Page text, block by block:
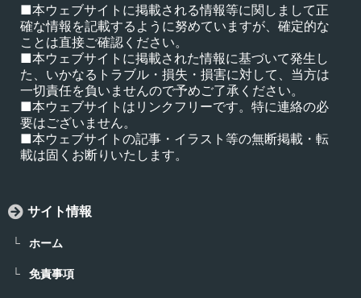
■本ウェブサイトに掲載される情報等に関しまして正
確な情報を記載するように努めていますが、確定的な
ことは直接ご確認ください。
■本ウェブサイトに掲載された情報に基づいて発生し
た、いかなるトラブル・損失・損害に対して、当方は
一切責任を負いませんので予めご了承ください。
■本ウェブサイトはリンクフリーです。特に連絡の必
要はございません。
■本ウェブサイトの記事・イラスト等の無断掲載・転
載は固くお断りいたします。
サイト情報
ホーム
免責事項